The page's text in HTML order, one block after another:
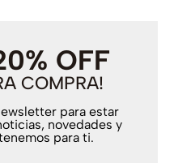
OFF
COMPRA!
para estar
novedades y
para ti.